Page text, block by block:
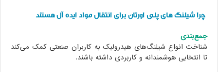
شیلنگ های پلی اورتان برای انتقال مواد ایده آل هستند
انواع شیلنگ‌های هیدرولیک به کاربران صنعتی کمک می‌کند
انتخابی هوشمندانه و کاربردی داشته باشند.